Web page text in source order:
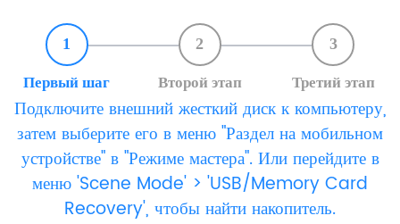
1
Первый шаг
2
Второй этап
3
Третий этап
Подключите внешний жесткий диск к компьютеру,
затем выберите его в меню "Раздел на мобильном
устройстве" в "Режиме мастера". Или перейдите в
меню 'Scene Mode' > 'USB/Memory Card
Recovery', чтобы найти накопитель.